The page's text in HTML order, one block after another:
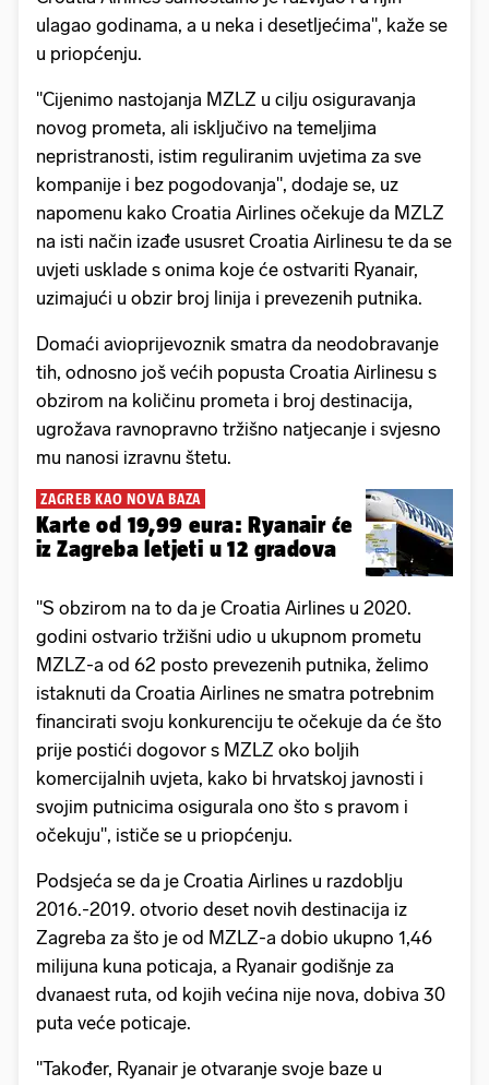
ulagao godinama, a u neka i desetljećima", kaže se
u priopćenju.
"Cijenimo nastojanja MZLZ u cilju osiguravanja
novog prometa, ali isključivo na temeljima
nepristranosti, istim reguliranim uvjetima za sve
kompanije i bez pogodovanja", dodaje se, uz
napomenu kako Croatia Airlines očekuje da MZLZ
na isti način izađe ususret Croatia Airlinesu te da se
uvjeti usklade s onima koje će ostvariti Ryanair,
uzimajući u obzir broj linija i prevezenih putnika.
Domaći avioprijevoznik smatra da neodobravanje
tih, odnosno još većih popusta Croatia Airlinesu s
obzirom na količinu prometa i broj destinacija,
ugrožava ravnopravno tržišno natjecanje i svjesno
mu nanosi izravnu štetu.
ZAGREB KAO NOVA BAZA
Karte od 19,99 eura: Ryanair će
iz Zagreba letjeti u 12 gradova
"S obzirom na to da je Croatia Airlines u 2020.
godini ostvario tržišni udio u ukupnom prometu
MZLZ-a od 62 posto prevezenih putnika, želimo
istaknuti da Croatia Airlines ne smatra potrebnim
financirati svoju konkurenciju te očekuje da će što
prije postići dogovor s MZLZ oko boljih
komercijalnih uvjeta, kako bi hrvatskoj javnosti i
svojim putnicima osigurala ono što s pravom i
očekuju", ističe se u priopćenju.
Podsjeća se da je Croatia Airlines u razdoblju
2016.-2019. otvorio deset novih destinacija iz
Zagreba za što je od MZLZ-a dobio ukupno 1,46
milijuna kuna poticaja, a Ryanair godišnje za
dvanaest ruta, od kojih većina nije nova, dobiva 30
puta veće poticaje.
"Također, Ryanair je otvaranje svoje baze u